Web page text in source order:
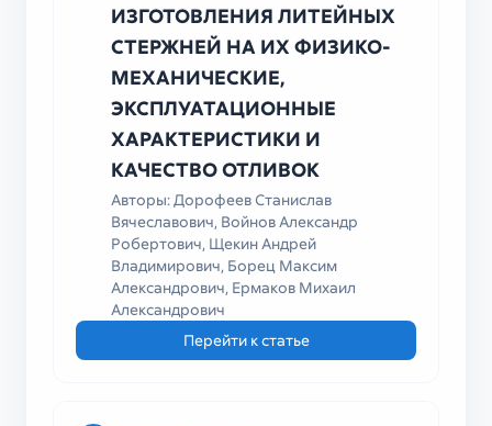
ИЗГОТОВЛЕНИЯ ЛИТЕЙНЫХ
СТЕРЖНЕЙ НА ИХ ФИЗИКО-
МЕХАНИЧЕСКИЕ,
ЭКСПЛУАТАЦИОННЫЕ
ХАРАКТЕРИСТИКИ И
КАЧЕСТВО ОТЛИВОК
Авторы: Дорофеев Станислав
Вячеславович, Войнов Александр
Робертович, Щекин Андрей
Владимирович, Борец Максим
Александрович, Ермаков Михаил
Александрович
Перейти к статье